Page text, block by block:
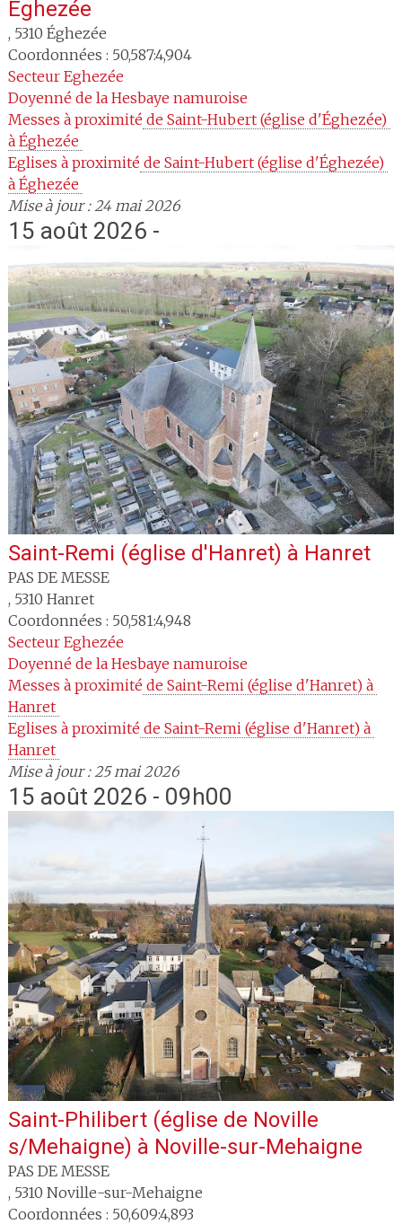
Éghezée
, 5310 Éghezée
Coordonnées : 50,587:4,904
Secteur Eghezée
Doyenné de la Hesbaye namuroise
Messes à proximité de Saint-Hubert (église d'Éghezée)
à Éghezée
Eglises à proximité de Saint-Hubert (église d'Éghezée)
à Éghezée
Mise à jour : 24 mai 2026
15 août 2026 -
Saint-Remi (église d'Hanret) à Hanret
PAS DE MESSE
, 5310 Hanret
Coordonnées : 50,581:4,948
Secteur Eghezée
Doyenné de la Hesbaye namuroise
Messes à proximité de Saint-Remi (église d'Hanret) à
Hanret
Eglises à proximité de Saint-Remi (église d'Hanret) à
Hanret
Mise à jour : 25 mai 2026
15 août 2026 - 09h00
Saint-Philibert (église de Noville
s/Mehaigne) à Noville-sur-Mehaigne
PAS DE MESSE
, 5310 Noville-sur-Mehaigne
Coordonnées : 50,609:4,893